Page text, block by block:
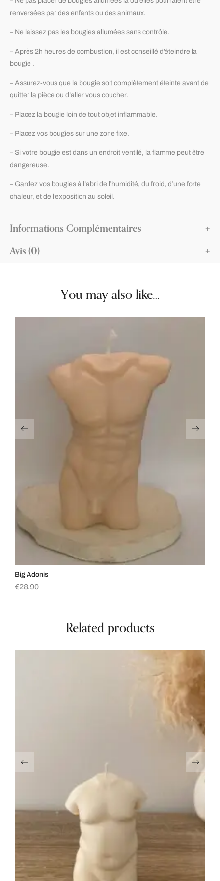
renversées par des enfants ou des animaux.
– Ne laissez pas les bougies allumées sans contrôle.
– Après 2h heures de combustion, il est conseillé d’éteindre la
bougie .
– Assurez-vous que la bougie soit complètement éteinte avant de
quitter la pièce ou d’aller vous coucher.
– Placez la bougie loin de tout objet inflammable.
– Placez vos bougies sur une zone fixe.
– Si votre bougie est dans un endroit ventilé, la flamme peut être
dangereuse.
– Gardez vos bougies à l’abri de l’humidité, du froid, d’une forte
chaleur, et de l’exposition au soleil.
Informations Complémentaires
Avis (0)
You may also like…
Big Adonis
€28.90
Related products